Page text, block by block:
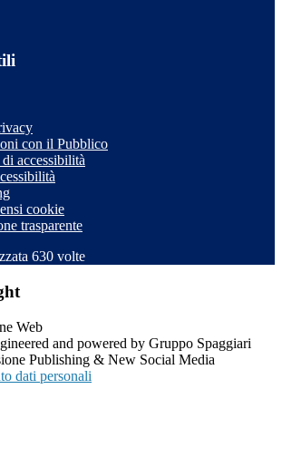
con il Pubblico
accessibilità
cookie
trasparente
630 volte
and powered by Gruppo Spaggiari
Publishing & New Social Media
dati personali